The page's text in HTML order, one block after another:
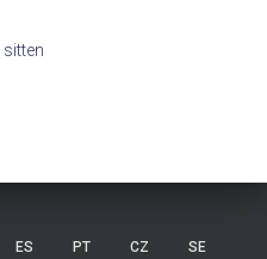
sitten
ES PT CZ SE